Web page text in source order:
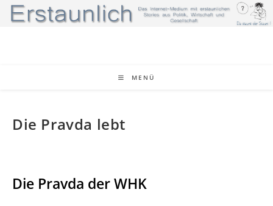
Zum
Inhalt
MENÜ
Die Pravda lebt
Die Pravda der WHK